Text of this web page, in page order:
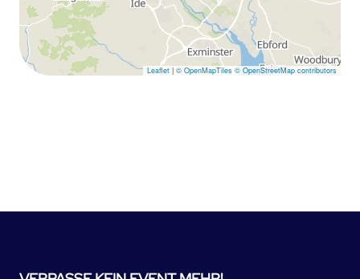
Leaflet | © OpenMapTiles © OpenStreetMap contributors